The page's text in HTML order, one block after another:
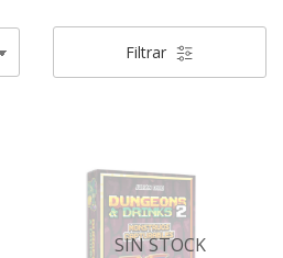
Filtrar
SIN STOCK